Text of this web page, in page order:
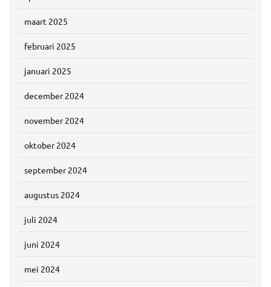
maart 2025
februari 2025
januari 2025
december 2024
november 2024
oktober 2024
september 2024
augustus 2024
juli 2024
juni 2024
mei 2024